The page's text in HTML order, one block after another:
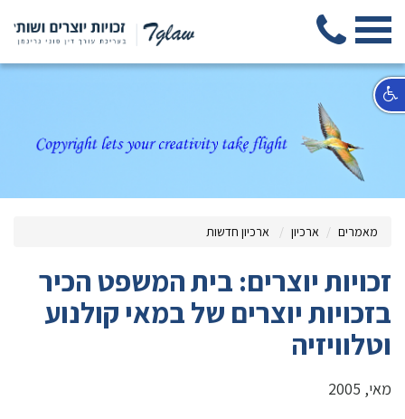
מאמרים ארכיון ארכיון חדשות
זכויות יוצרים: בית המשפט הכיר
בזכויות יוצרים של במאי קולנוע
וטלוויזיה
מאי, 2005